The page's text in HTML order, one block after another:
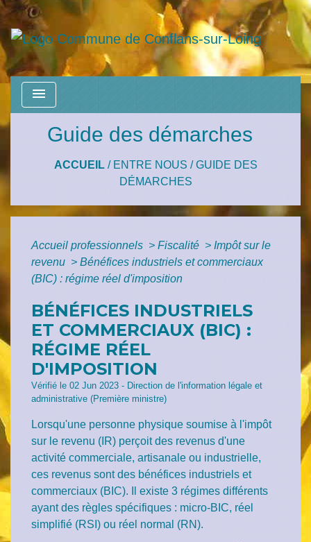
menu
Guide des démarches
ACCUEIL/ ENTRE NOUS /GUIDE DES
DÉMARCHES
Accueil professionnels > Fiscalité > Impôt sur le
revenu > Bénéfices industriels et commerciaux
(BIC) : régime réel d'imposition
BÉNÉFICES INDUSTRIELS
ET COMMERCIAUX (BIC) :
RÉGIME RÉEL
D'IMPOSITION
Vérifié le 02 Jun 2023 - Direction de l'information légale et
administrative (Première ministre)
Lorsqu'une personne physique soumise à l'impôt
sur le revenu (IR) perçoit des revenus d'une
activité commerciale, artisanale ou industrielle,
ces revenus sont des bénéfices industriels et
commerciaux (BIC). Il existe 3 régimes différents
ayant des règles spécifiques : micro-BIC, réel
simplifié (RSI) ou réel normal (RN).